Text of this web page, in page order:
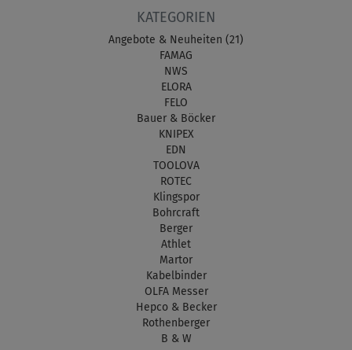
KATEGORIEN
Angebote & Neuheiten (21)
FAMAG
NWS
ELORA
FELO
Bauer & Böcker
KNIPEX
EDN
TOOLOVA
ROTEC
Klingspor
Bohrcraft
Berger
Athlet
Martor
Kabelbinder
OLFA Messer
Hepco & Becker
Rothenberger
B & W